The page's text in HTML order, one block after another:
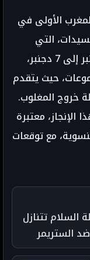
السلام تتنازل
الستريمر
الملف نهائيًا